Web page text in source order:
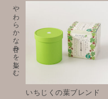
いちじくの葉ブレンド
やわらかな甘みを楽しむ